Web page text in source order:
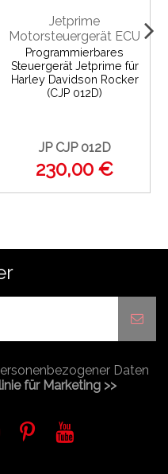
Jetprime
Motorsteuergerät ECU
Programmierbares
Steuergerät Jetprime für
Harley Davidson Rocker
(CJP 012D)
JP CJP 012D
230,00 €
Daten
für Marketing >>